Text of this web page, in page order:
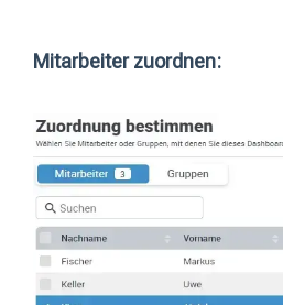
Mitarbeiter zuordnen: